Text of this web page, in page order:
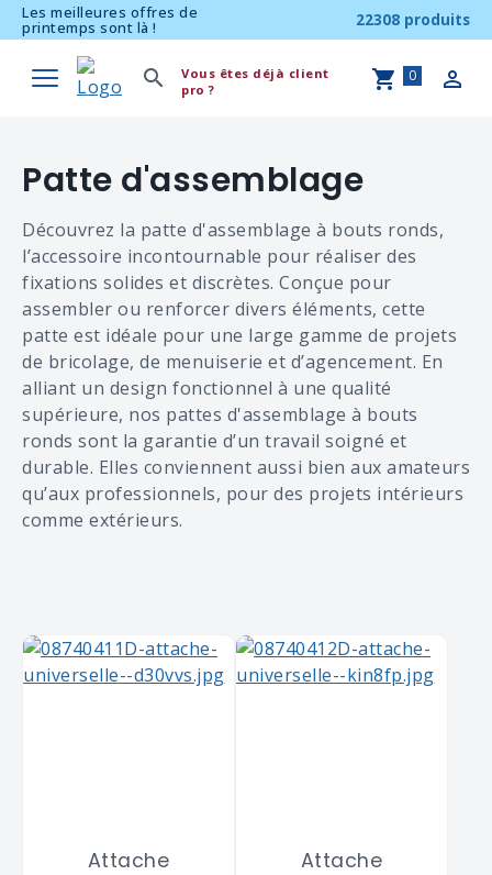
Les meilleures offres de
printemps sont là ! 22308 produits
Vous êtes déjà client
pro ?
0
Patte d'assemblage
Découvrez la patte d'assemblage à bouts ronds,
l’accessoire incontournable pour réaliser des
fixations solides et discrètes. Conçue pour
assembler ou renforcer divers éléments, cette
patte est idéale pour une large gamme de projets
de bricolage, de menuiserie et d’agencement. En
alliant un design fonctionnel à une qualité
supérieure, nos pattes d'assemblage à bouts
ronds sont la garantie d’un travail soigné et
durable. Elles conviennent aussi bien aux amateurs
qu’aux professionnels, pour des projets intérieurs
comme extérieurs.
Attache
Attache